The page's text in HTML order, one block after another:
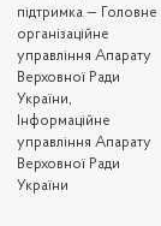
підтримка — Головне
організаційне
управління Апарату
Верховної Ради
України,
Інформаційне
управління Апарату
Верховної Ради
України